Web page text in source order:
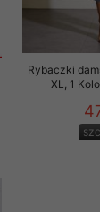
Rybaczki
XL, 1